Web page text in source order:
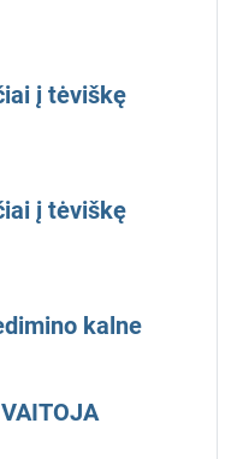
į tėviškę
į tėviškę
kalne